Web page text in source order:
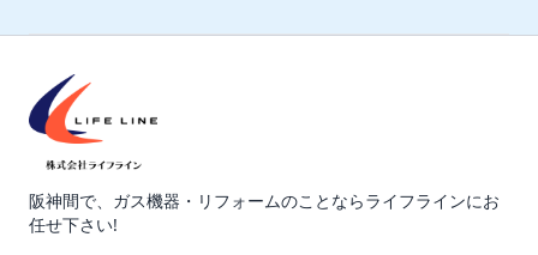
阪神間で、ガス機器・リフォームのことならライフラインにお
任せ下さい!